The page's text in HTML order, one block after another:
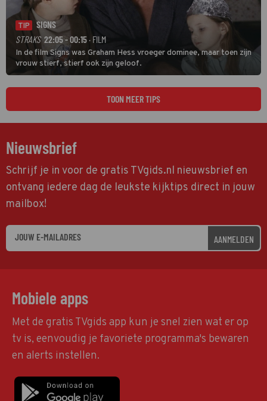
TIP
SIGNS
STRAKS 22:05 - 00:15 · FILM
In de film Signs was Graham Hess vroeger dominee, maar toen zijn
vrouw stierf, stierf ook zijn geloof.
TOON MEER TIPS
Nieuwsbrief
Schrijf je in voor de gratis TVgids.nl nieuwsbrief en
ontvang iedere dag de leukste kijktips direct in jouw
mailbox!
AANMELDEN
Mobiele apps
Met de gratis TVgids app kun je snel zien wat er op
tv is, eenvoudig je favoriete programma's bewaren
en alerts instellen.